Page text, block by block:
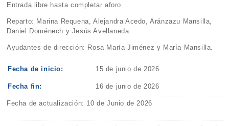
Entrada libre hasta completar aforo
Reparto: Marina Requena, Alejandra Acedo, Aránzazu Mansilla,
Daniel Doménech y Jesús Avellaneda.
Ayudantes de dirección: Rosa María Jiménez y María Mansilla.
Fecha de inicio: 15 de junio de 2026
Fecha fin: 16 de junio de 2026
Fecha de actualización: 10 de Junio de 2026